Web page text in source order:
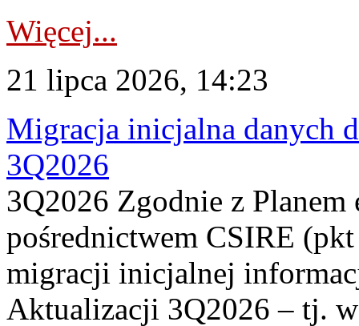
Więcej...
21 lipca 2026, 14:23
Migracja inicjalna danych
3Q2026
3Q2026 Zgodnie z
pośrednictwem CSIRE
migracji inicjalnej
Aktualizacji 3Q2026 – tj.